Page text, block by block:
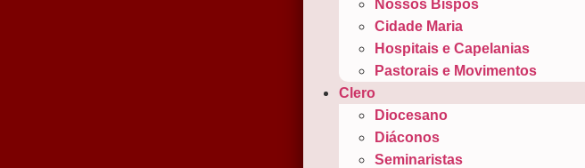
Nossos Bispos
Cidade Maria
Hospitais e Capelanias
Pastorais e Movimentos
Clero
Diocesano
Diáconos
Seminaristas